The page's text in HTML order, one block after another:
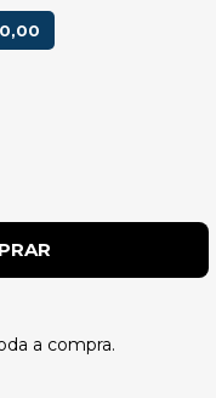
a compra.